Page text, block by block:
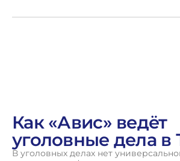
Как «Авис» ведёт
уголовные дела
В уголовных делах нет